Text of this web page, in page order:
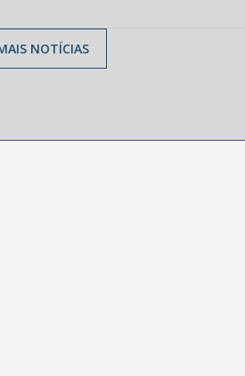
NOTÍCIAS